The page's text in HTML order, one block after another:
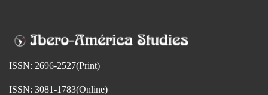
ISSN: 2696-2527(Print)
ISSN: 3081-1783(Online)